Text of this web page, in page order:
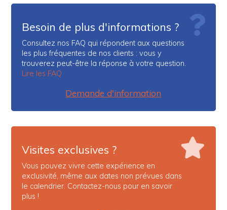
Margaret P.
Marco war ein toller Reiseführer, er nahm sich Zeit und
hatte uns die schönsten Orte und Landschaften gezeigt.
Immer wieder gerne.
matthew m.
We loved this horseback riding experience! For
someone who had never been on a horse before, it
turned out to be truly enjoyable and memorable.
Besoin de plus d'informations ?
Consultez nos FAQ qui répondent aux questions
les plus fréquentes de nos clients : vous y
trouverez peut-être la réponse à votre question.
Lire les FAQ
Demande d'information
Visites exclusives ?
Vous pouvez vivre cette expérience en
exclusivité, même aux dates non prévues dans
le calendrier. Contactez-nous pour en savoir
plus !